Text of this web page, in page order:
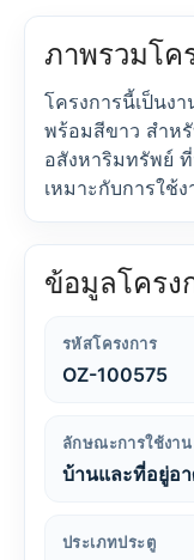
ภาพรวมโค
โครงการนี้เป็นง
พร้อมสีขาว สำห
อสังหาริมทรัพย์
เหมาะกับการใช้
ข้อมูลโครง
รหัสโครงการ
OZ-100575
ลักษณะการใช้งาน
บ้านและที่อยู่อ
ประเภทประตู